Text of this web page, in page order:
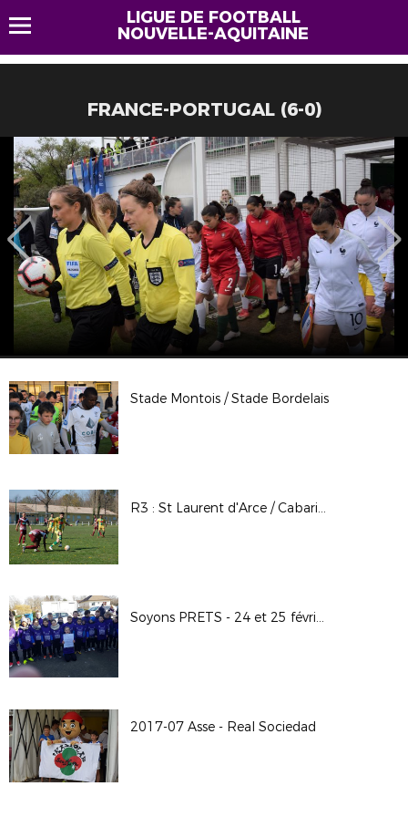
LIGUE DE FOOTBALL
NOUVELLE-AQUITAINE
FRANCE-PORTUGAL (6-0)
Stade Montois / Stade Bordelais
R3 : St Laurent d'Arce / Cabariot
Soyons PRETS - 24 et 25 février 2018
2017-07 Asse - Real Sociedad